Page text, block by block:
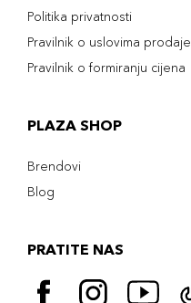
Politika privatnosti
Pravilnik o uslovima prodaje
Pravilnik o formiranju cijena
PLAZA SHOP
Brendovi
Blog
PRATITE NAS